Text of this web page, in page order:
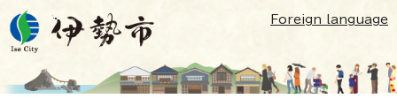
Foreign language